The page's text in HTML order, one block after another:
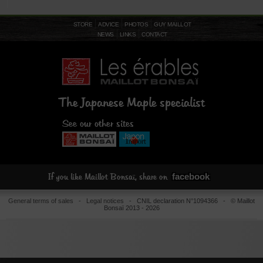
STORE ADVICE PHOTOS
GUY MAILLOT
NEWS
LINKS CONTACT
The Japanese Maple specialist
See our other sites
If you like Maillot Bonsaï, share on facebook
General terms of sales - Legal notices - CNIL declaration N°1094366 - © Maillot
Bonsaï 2013 - 2026